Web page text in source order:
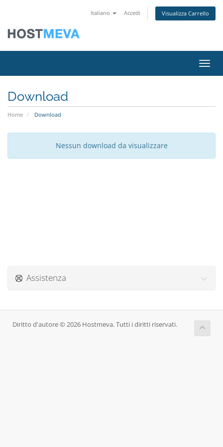
Italiano Accedi Visualizza Carrello
Download
Home Download
Nessun download da visualizzare
Assistenza
Diritto d'autore © 2026 Hostmeva. Tutti i diritti riservati.